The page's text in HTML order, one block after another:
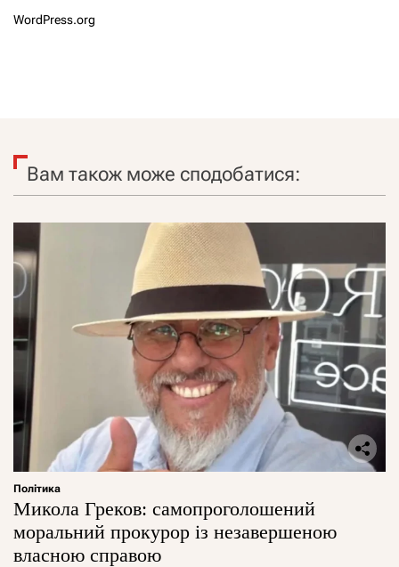
WordPress.org
Вам також може сподобатися:
Політика
Микола Греков: самопроголошений
моральний прокурор із незавершеною
власною справою